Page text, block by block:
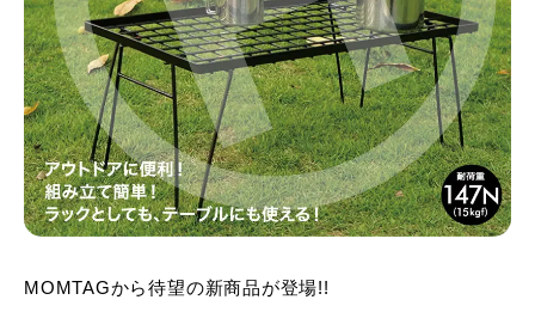
MOMTAGから待望の新商品が登場!!